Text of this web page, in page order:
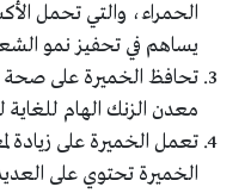
الحمراء، والتي تحمل
يساهم في تحفيز نمو
تحافظ الخميرة على صحة
معدن الزنك الهام
تعمل الخميرة على زيادة
الخميرة تحتوي على